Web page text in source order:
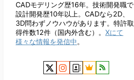
CADモデリング歴16年。技術開発職で
設計開発歴10年以上。CADなら2D、
3D問わずノウハウがあります。特許取
得件数12件（国内外含む）。 Xにて
様々な情報を発信中 。